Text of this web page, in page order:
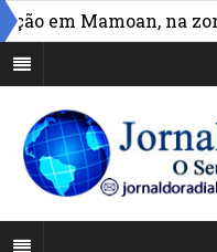
Mamoan, na zona